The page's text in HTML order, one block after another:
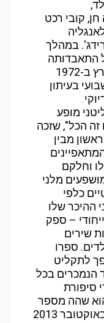
קובי רכט
במהלך
התאבדותה
של אחותו נורית[. עם חזרתו לארץ ב-1972
בעיתון
ליטני מופע
זה הכל", שזכה
מבין
וחלקם
מלני
כלפי
ההיכר שלו
– ספק
שירים
ספרו
לתקליט
הנמכרים בכל
סיפורת
שהה מספר
שנים בלונדון, ניו יורק ובוסטון. באוקטובר 2013